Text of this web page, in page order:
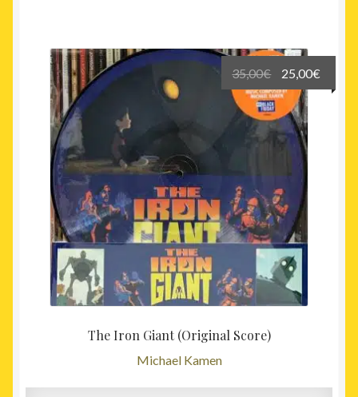
The Iron Giant (Original Score)
Michael Kamen
35,00€
Le
prix
initial
était :
35,00€.
25,00€
prix